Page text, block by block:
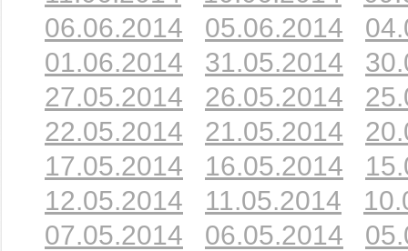
06.06.2014
05.06.2014
01.06.2014
31.05.2014
27.05.2014
26.05.2014
22.05.2014
21.05.2014
17.05.2014
16.05.2014
12.05.2014
11.05.2014
07.05.2014
06.05.2014